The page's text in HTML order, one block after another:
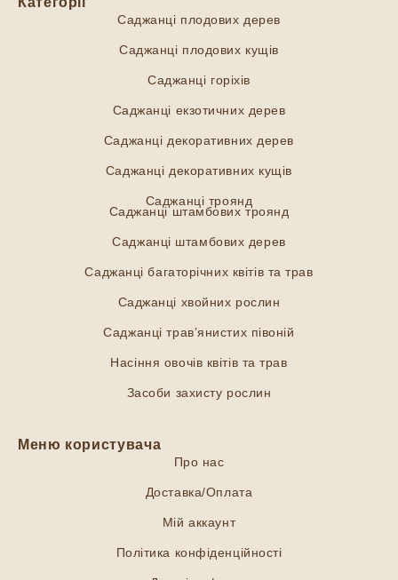
Саджанці плодових дерев
Саджанці плодових кущів
Саджанці горіхів
Саджанці екзотичних дерев
Саджанці декоративних дерев
Саджанці декоративних кущів
Саджанці троянд
Саджанці штамбових троянд
Саджанці штамбових дерев
Саджанці багаторічних квітів та трав
Саджанці хвойних рослин
Саджанці трав’янистих півоній
Насіння овочів квітів та трав
Засоби захисту рослин
Меню користувача
Про нас
Доставка/Оплата
Мій аккаунт
Політика конфіденційності